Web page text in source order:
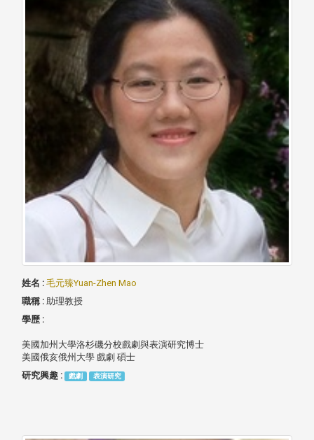
姓名 : 毛元臻Yuan-Zhen Mao
職稱 : 助理教授
學歷 :
美國加州大學洛杉磯分校戲劇與表演研究博士
美國俄亥俄州大學 戲劇 碩士
研究興趣 :
戲劇 表演研究